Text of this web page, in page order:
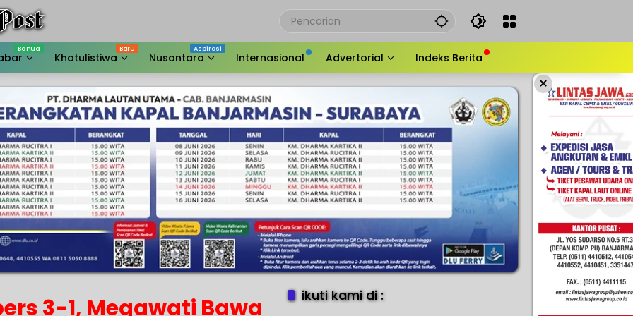
Khatulistiwa Nusantara Internasional Advertorial Indeks Berita
×
3-1, Megawati Bawa
ikuti kami di :